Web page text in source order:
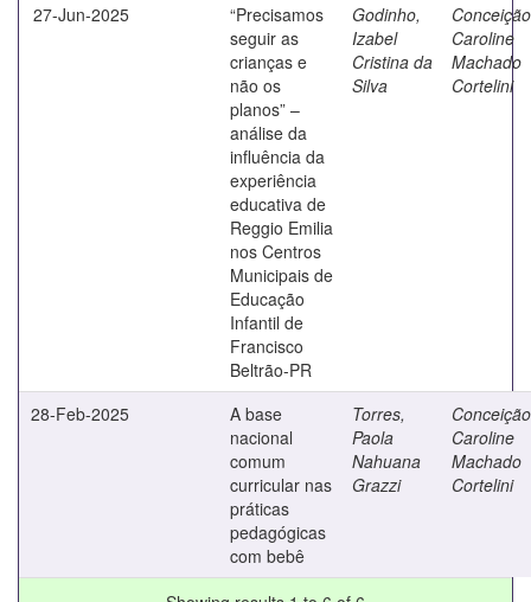
27-Jun-2025
“Precisamos
seguir as
crianças e
não os
planos” –
análise da
influência da
experiência
educativa de
Reggio Emilia
nos Centros
Municipais de
Educação
Infantil de
Francisco
Beltrão-PR
Godinho,
Izabel
Cristina da
Silva
Caroline
Machado
Cortelini
28-Feb-2025
A base
nacional
comum
curricular nas
práticas
pedagógicas
com bebê
Torres,
Paola
Nahuana
Grazzi
Caroline
Machado
Cortelini